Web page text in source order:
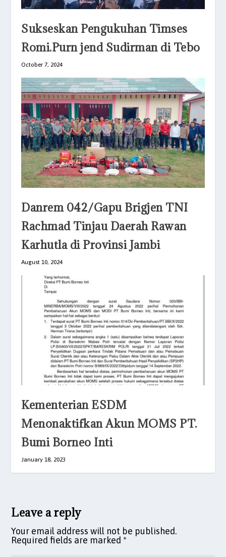
Sukseskan Pengukuhan Timses
Romi.Purn jend Sudirman di Tebo
October 7, 2024
Danrem 042/Gapu Brigjen TNI
Rachmad Tinjau Daerah Rawan
Karhutla di Provinsi Jambi
August 10, 2024
Kementerian ESDM
Menonaktifkan Akun MOMS PT.
Bumi Borneo Inti
January 18, 2023
Leave a reply
Your email address will not be published.
Required fields are marked *